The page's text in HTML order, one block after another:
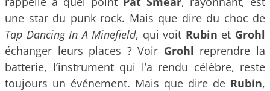
une star du punk rock. Mais que dire du choc de
Tap Dancing In A Minefield, qui voit Rubin et Grohl
échanger leurs places ? Voir Grohl reprendre la
batterie, l’instrument qui l’a rendu célèbre, reste
toujours un événement. Mais que dire de Rubin,